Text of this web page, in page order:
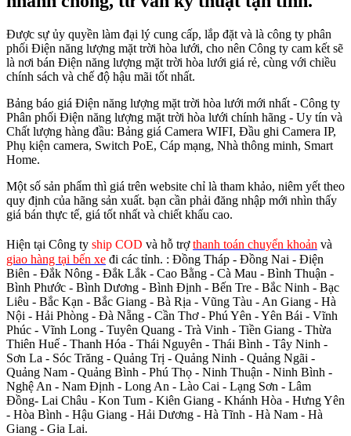
Được sự ủy quyền làm đại lý cung cấp, lắp đặt và là công ty phân
phối Điện năng lượng mặt trời hòa lưới, cho nên Công ty cam kết sẽ
là nơi bán Điện năng lượng mặt trời hòa lưới giá rẻ, cùng với chiều
chính sách và chế độ hậu mãi tốt nhất.
Bảng báo giá Điện năng lượng mặt trời hòa lưới mới nhất - Công ty
Phân phối Điện năng lượng mặt trời hòa lưới chính hãng - Uy tín và
Chất lượng hàng đầu: Bảng giá Camera WIFI, Đầu ghi Camera IP,
Phụ kiện camera, Switch PoE, Cáp mạng, Nhà thông minh, Smart
Home.
Một số sản phẩm thì giá trên website chỉ là tham khảo, niêm yết theo
quy định của hãng sản xuất. bạn cần phải đăng nhập mới nhìn thấy
giá bán thực tế, giá tốt nhất và chiết khấu cao.
Hiện tại Công ty ship COD và hỗ trợthanh toán chuyển khoản và
giao hàng tại bến xe đi các tỉnh. : Đồng Tháp - Đồng Nai - Điện
Biên - Đắk Nông - Đắk Lắk - Cao Bằng - Cà Mau - Bình Thuận -
Bình Phước - Bình Dương - Bình Định - Bến Tre - Bắc Ninh - Bạc
Liêu - Bắc Kạn - Bắc Giang - Bà Rịa - Vũng Tàu - An Giang - Hà
Nội - Hải Phòng - Đà Nẵng - Cần Thơ - Phú Yên - Yên Bái - Vĩnh
Phúc - Vĩnh Long - Tuyên Quang - Trà Vinh - Tiền Giang - Thừa
Thiên Huế - Thanh Hóa - Thái Nguyên - Thái Bình - Tây Ninh -
Sơn La - Sóc Trăng - Quảng Trị - Quảng Ninh - Quảng Ngãi -
Quảng Nam - Quảng Bình - Phú Thọ - Ninh Thuận - Ninh Bình -
Nghệ An - Nam Định - Long An - Lào Cai - Lạng Sơn - Lâm
Đồng- Lai Châu - Kon Tum - Kiên Giang - Khánh Hòa - Hưng Yên
- Hòa Bình - Hậu Giang - Hải Dương - Hà Tĩnh - Hà Nam - Hà
Giang - Gia Lai.